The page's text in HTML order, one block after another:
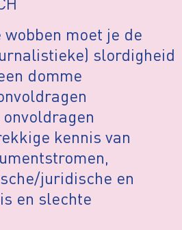
moet je de
slordigheid
domme
kennis van
juridische en
en slechte